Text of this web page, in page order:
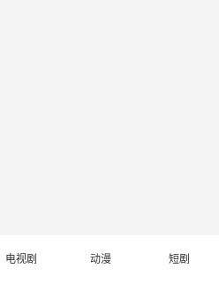
电视剧 动漫 短剧